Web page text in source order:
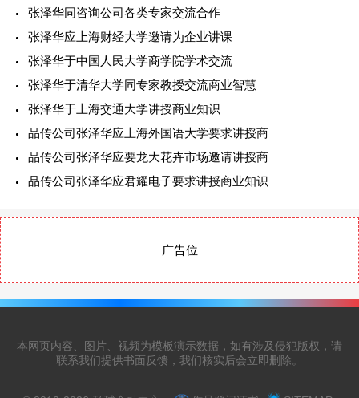
张泽华同咨询公司各类专家交流合作
张泽华应上海财经大学邀请为企业讲课
张泽华于中国人民大学商学院学术交流
张泽华于清华大学同专家教授交流商业智慧
张泽华于上海交通大学讲授商业知识
品传公司张泽华应上海外国语大学要求讲授商
品传公司张泽华应要龙大花卉市场邀请讲授商
品传公司张泽华应君耀电子要求讲授商业知识
广告位
本网页内容、图片、视频为模板演示数据，如有涉及侵犯版权，请
联系我们提供书面反馈，我们核实后会立即删除。